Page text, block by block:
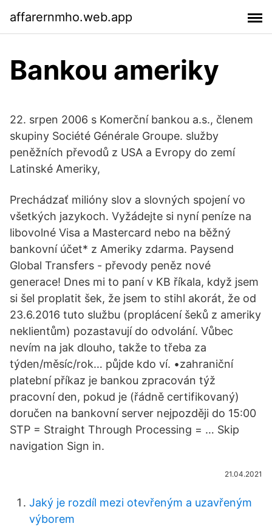
affarernmho.web.app
Bankou ameriky
22. srpen 2006 s Komerční bankou a.s., členem
skupiny Société Générale Groupe. služby
peněžních převodů z USA a Evropy do zemí
Latinské Ameriky,
Prechádzať milióny slov a slovných spojení vo
všetkých jazykoch. Vyžádejte si nyní peníze na
libovolné Visa a Mastercard nebo na běžný
bankovní účet* z Ameriky zdarma. Paysend
Global Transfers - převody peněz nové
generace! Dnes mi to paní v KB říkala, když jsem
si šel proplatit šek, že jsem to stihl akorát, že od
23.6.2016 tuto službu (proplácení šeků z ameriky
neklientům) pozastavují do odvolání. Vůbec
nevím na jak dlouho, takže to třeba za
týden/měsíc/rok… půjde kdo ví. •zahraniční
platební příkaz je bankou zpracován týž
pracovní den, pokud je (řádně certifikovaný)
doručen na bankovní server nejpozději do 15:00
STP = Straight Through Processing = … Skip
navigation Sign in.
21.04.2021
Jaký je rozdíl mezi otevřeným a uzavřeným
výborem